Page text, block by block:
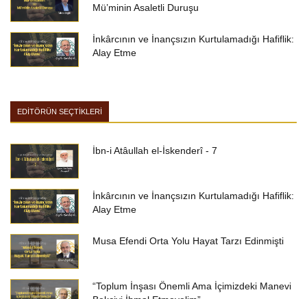
Mü’minin Asaletli Duruşu
İnkârcının ve İnançsızın Kurtulamadığı Hafiflik:
Alay Etme
EDİTÖRÜN SEÇTİKLERİ
İbn-i Atâullah el-İskenderî - 7
İnkârcının ve İnançsızın Kurtulamadığı Hafiflik:
Alay Etme
Musa Efendi Orta Yolu Hayat Tarzı Edinmişti
“Toplum İnşası Önemli Ama İçimizdeki Manevi